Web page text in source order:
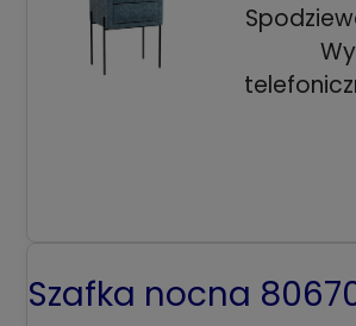
Szafka nocna